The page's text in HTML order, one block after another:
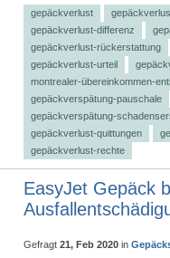
gepäckverlust
gepäckverlust-differenz
gepäckverlust-rückerstattung
gepäckverlust-urteil
montrealer-übereinkommen-
gepäckverspätung-pauschale
gepäckverspätung-
gepäckverlust-quittungen
gepäckverlust-rechte
EasyJet Gepäck
Gefragt 21, Feb 2020 in